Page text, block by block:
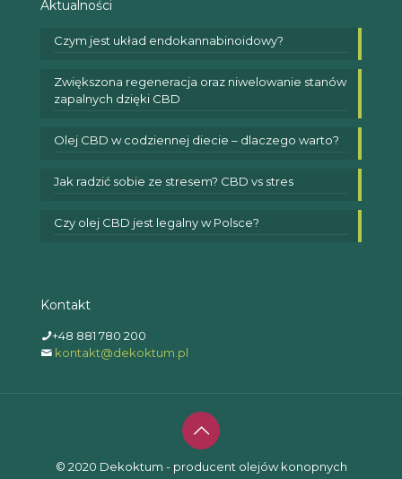
Aktualności
Czym jest układ endokannabinoidowy?
Zwiększona regeneracja oraz niwelowanie stanów
zapalnych dzięki CBD
Olej CBD w codziennej diecie – dlaczego warto?
Jak radzić sobie ze stresem? CBD vs stres
Czy olej CBD jest legalny w Polsce?
Kontakt
+48 881 780 200
kontakt@dekoktum.pl
© 2020 Dekoktum - producent olejów konopnych